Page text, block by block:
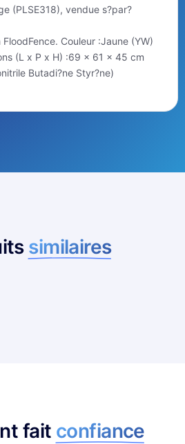
(PLSE318), vendue s?par?
Couleur :Jaune (YW)
(L x P x H) :69 x 61 x 45 cm
Butadi?ne Styr?ne)
similaires
fait confiance